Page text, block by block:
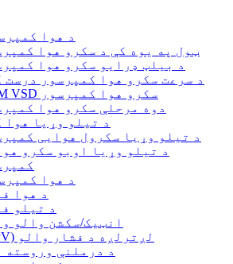
د هوا
ټول په یوه کې د سکرو هوا
د بیلټ ډرایو سکرو هوا
د سرعت سکرو هوا کمپرسور درست
د PM VSD سکرو هوا کمپرسور
دوه مرحلې سکرو هوا
د تیلو وړیا هوا
د تیلو وړیا سکرول هوایی
د تیلو وړیا اوبو سکرو
د هوا
د هوا
د تیلو
انټیک/سکشن والو
(MPV) لږترلږه د فشار والو
د درملنې وروسته